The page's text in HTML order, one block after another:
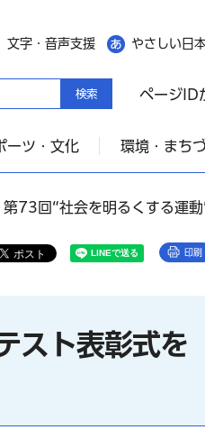
文字・音声支援 やさしい日
ページID
ーツ・文化 環境・まち
第73回“社会を明るくする運
印刷
スト表彰式を